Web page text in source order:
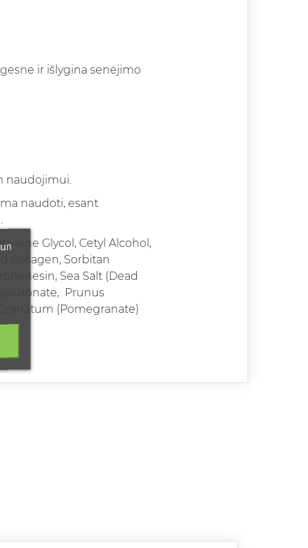
ir išlygina senėjimo
naudojimui.
naudoti, esant
Glycol, Cetyl Alcohol,
Collagen, Sorbitan
Sea Salt (Dead
Prunus
(Pomegranate)